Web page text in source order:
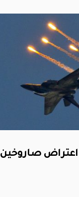
اعتراض صاروخين